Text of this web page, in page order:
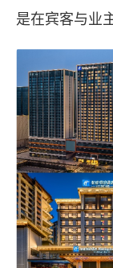
是在宾客与业